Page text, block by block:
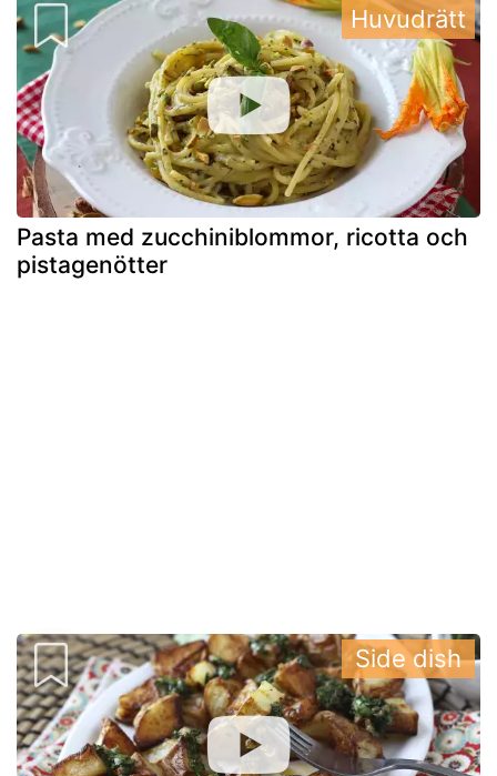
Pasta med zucchiniblommor, ricotta och
pistagenötter
Huvudrätt
Side dish